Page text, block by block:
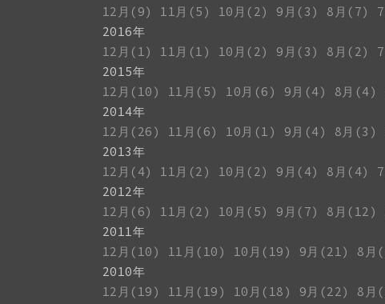
12月(9)
11月(5) 10月(2) 9月(3) 8月(7)
2016年
12月(1)
11月(1) 10月(2) 9月(3) 8月(2)
2015年
12月(10)
11月(5) 10月(6) 9月(4) 8月(4)
2014年
12月(26)
11月(6) 10月(1) 9月(4) 8月(3)
2013年
12月(4)
11月(2) 10月(2) 9月(4) 8月(4)
2012年
12月(6)
11月(2) 10月(5) 9月(7) 8月(12)
2011年
12月(10)
11月(10) 10月(19) 9月(21) 8月
2010年
12月(19)
11月(19) 10月(18) 9月(22) 8月